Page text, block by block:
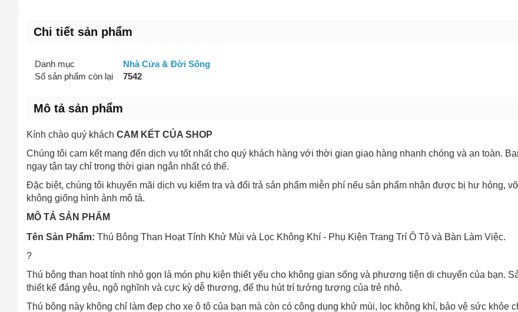
Chi tiết sản phẩm
Danh mục
Nhà Cửa & Đời Sống
Số sản phẩm còn lại
7542
Mô tả sản phẩm
Kính chào quý khách CAM KẾT CỦA SHOP
Chúng tôi cam kết mang đến dịch vụ tốt nhất cho quý khách hàng với thời gian giao hàng nhanh chóng và an toàn.
ngay tận tay chỉ trong thời gian ngắn nhất có thể.
Đặc biệt, chúng tôi khuyến mãi dịch vụ kiểm tra và đổi trả sản phẩm miễn phí nếu sản phẩm nhận được bị hư hỏng,
không giống hình ảnh mô tả.
MÔ TẢ SẢN PHẨM
Tên Sản Phẩm: Thú Bông Than Hoạt Tính Khử Mùi và Lọc Không Khí - Phụ Kiện Trang Trí Ô Tô và Bàn Làm Việc.
?
Thú bông than hoạt tính nhỏ gọn là món phụ kiện thiết yếu cho không gian sống và phương tiện di chuyển của bạn.
thiết kế đáng yêu, ngộ nghĩnh và cực kỳ dễ thương, để thu hút trí tưởng tượng của trẻ nhỏ.
Thú bông này không chỉ làm đẹp cho xe ô tô của bạn mà còn có công dụng khử mùi, lọc không khí, bảo vệ sức khỏe